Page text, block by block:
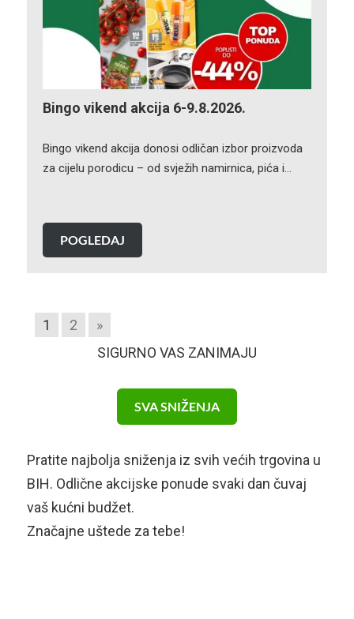
Bingo vikend akcija 6-9.8.2026.
Bingo vikend akcija donosi odličan izbor proizvoda
za cijelu porodicu – od svježih namirnica, pića i…
POGLEDAJ
1 2
»
SIGURNO VAS ZANIMAJU
SVA SNIŽENJA
Pratite najbolja sniženja iz svih većih trgovina u
BIH. Odlične akcijske ponude svaki dan čuvaj
vaš kućni budžet.
Značajne uštede za tebe!